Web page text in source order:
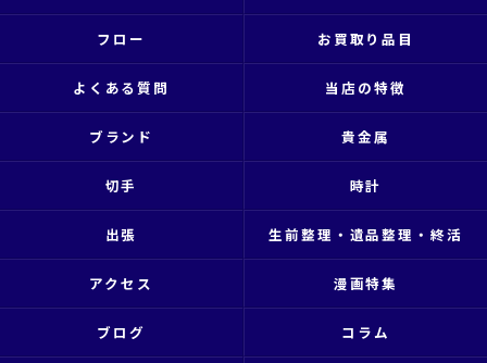
フロー お買取り品目
よくある質問 当店の特徴
ブランド 貴金属
切手 時計
出張 生前整理・遺品整理・終活
アクセス 漫画特集
ブログ コラム